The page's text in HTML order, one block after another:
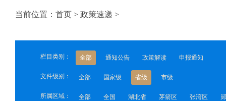
当前位置：首页 > 政策速递 >
栏目类别： 全部 通知公告 政策解读 申报通知
文件级别： 全部 国家级 省级 市级
所属区域： 全部 全国 湖北省 茅箭区 张湾区